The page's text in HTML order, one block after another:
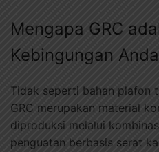
Mengapa GRC
Kebingungan
Tidak seperti bahan plafon
GRC merupakan material
diproduksi melalui
penguatan berbasis serat